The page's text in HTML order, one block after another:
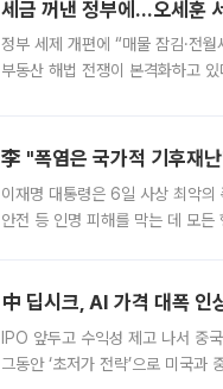
세금 꺼낸 정부에…오세훈
정부 세제 개편에 “매물 잠김·전
부동산 해법 전쟁이 본격화하고
李 "폭염은 국가적 기후재
이재명 대통령은 6일 사상 최악
안전 등 인명 피해를 막는 데 모든
中 딥시크, AI 가격 대폭 인
IPO 앞두고 수익성 제고 나서 중
그동안 ‘초저가 전략’으로 미국과